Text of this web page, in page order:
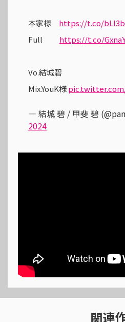
本家様 https://t.co/
Full https://t.co/
Vo.結城碧
Mix.YouK様
— 結城 碧 / 甲斐 碧
2024
関連